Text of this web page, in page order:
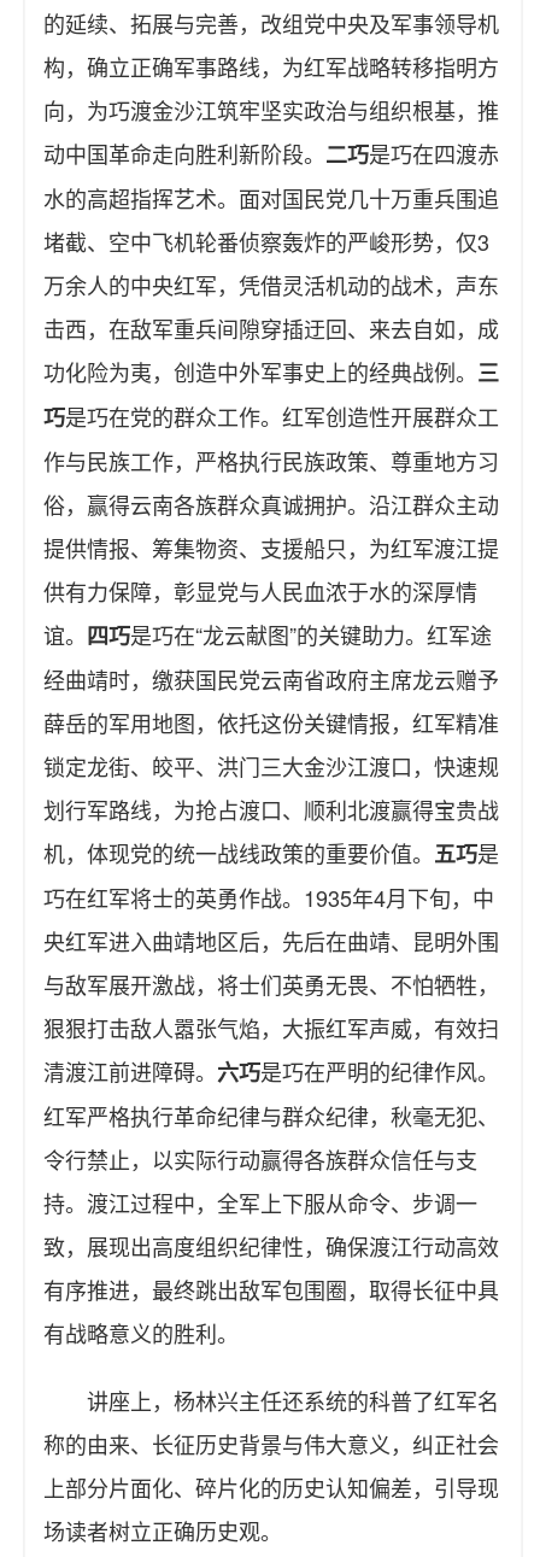
的延续、拓展与完善，改组党中央及军事领导机
构，确立正确军事路线，为红军战略转移指明方
向，为巧渡金沙江筑牢坚实政治与组织根基，推
动中国革命走向胜利新阶段。 二巧是巧在四渡赤
水的高超指挥艺术。面对国民党几十万重兵围追
堵截、空中飞机轮番侦察轰炸的严峻形势，仅3
万余人的中央红军，凭借灵活机动的战术，声东
击西，在敌军重兵间隙穿插迂回、来去自如，成
功化险为夷，创造中外军事史上的经典战例。 三
巧是巧在党的群众工作。红军创造性开展群众工
作与民族工作，严格执行民族政策、尊重地方习
俗，赢得云南各族群众真诚拥护。沿江群众主动
提供情报、筹集物资、支援船只，为红军渡江提
供有力保障，彰显党与人民血浓于水的深厚情
谊。 四巧是巧在“龙云献图”的关键助力。红军途
经曲靖时，缴获国民党云南省政府主席龙云赠予
薛岳的军用地图，依托这份关键情报，红军精准
锁定龙街、皎平、洪门三大金沙江渡口，快速规
划行军路线，为抢占渡口、顺利北渡赢得宝贵战
机，体现党的统一战线政策的重要价值。 五巧是
巧在红军将士的英勇作战。1935年4月下旬，中
央红军进入曲靖地区后，先后在曲靖、昆明外围
与敌军展开激战，将士们英勇无畏、不怕牺牲，
狠狠打击敌人嚣张气焰，大振红军声威，有效扫
清渡江前进障碍。 六巧是巧在严明的纪律作风。
红军严格执行革命纪律与群众纪律，秋毫无犯、
令行禁止，以实际行动赢得各族群众信任与支
持。渡江过程中，全军上下服从命令、步调一
致，展现出高度组织纪律性，确保渡江行动高效
有序推进，最终跳出敌军包围圈，取得长征中具
有战略意义的胜利。
讲座上，杨林兴主任还系统的科普了红军名
称的由来、长征历史背景与伟大意义，纠正社会
上部分片面化、碎片化的历史认知偏差，引导现
场读者树立正确历史观。